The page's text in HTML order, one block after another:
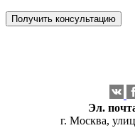
Эл.
г. Москва,